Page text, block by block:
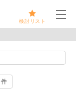
検討リスト
メ